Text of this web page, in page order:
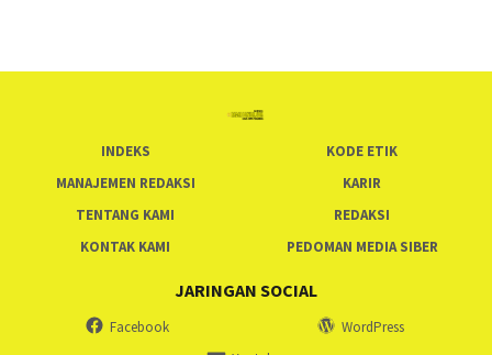
INDEKS
KODE ETIK
MANAJEMEN REDAKSI
KARIR
TENTANG KAMI
REDAKSI
KONTAK KAMI
PEDOMAN MEDIA SIBER
JARINGAN SOCIAL
Facebook
WordPress